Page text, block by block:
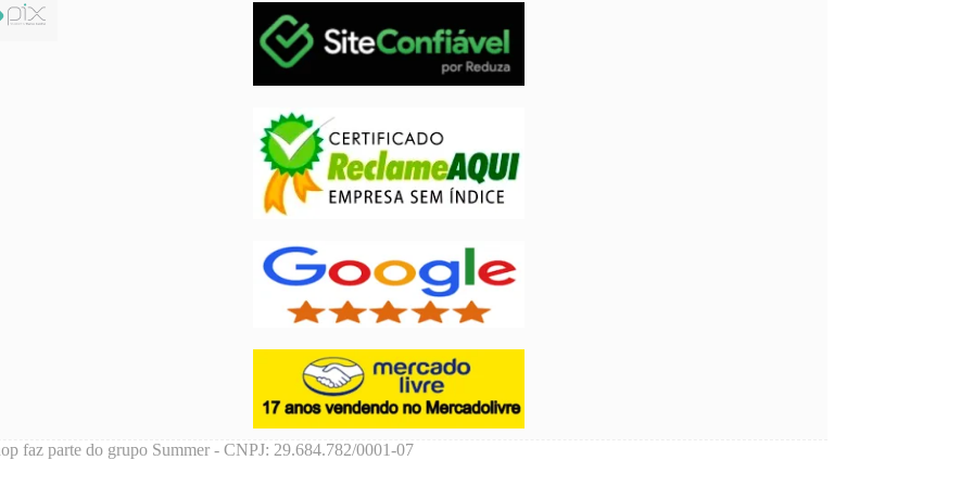
faz parte do grupo Summer - CNPJ: 29.684.782/0001-07